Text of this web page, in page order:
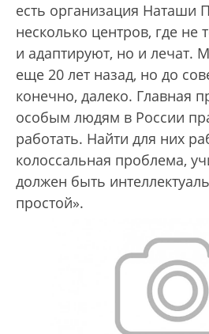
есть организация Наташи
несколько центров, где не
и адаптируют, но и лечат.
еще 20 лет назад, но до
конечно, далеко. Главная
особым людям в России
работать. Найти для них
колоссальная проблема,
должен быть
простой».